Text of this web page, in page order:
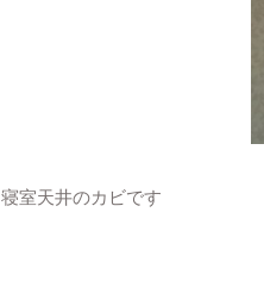
寝室天井のカビです